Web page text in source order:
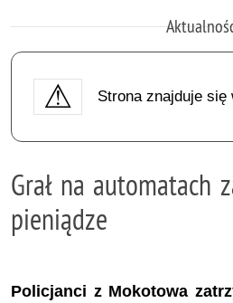
Strona znajduje się
Grał na automatach
pieniądze
Policjanci z Mokotowa